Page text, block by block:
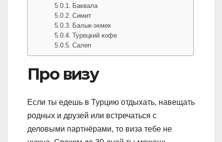
Баквала
Симит
Балык-экмек
Турецкий кофе
Салеп
Про визу
Если ты едешь в Турцию отдыхать, навещать
родных и друзей или встречаться с
деловыми партнёрами, то виза тебе не